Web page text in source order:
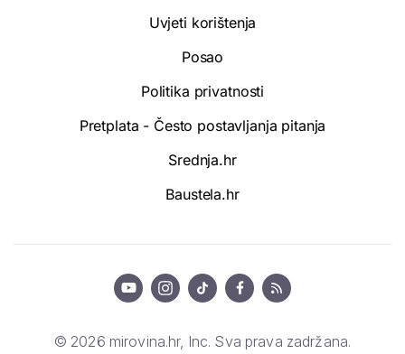
Uvjeti korištenja
Posao
Politika privatnosti
Pretplata - Često postavljanja pitanja
Srednja.hr
Baustela.hr
© 2026 mirovina.hr, Inc. Sva prava zadržana.